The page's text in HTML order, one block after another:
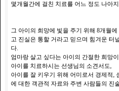
몇개월간에 걸친 치료를 어느 정도 나아
그 아이의 희망에 빛을 주기 위해 8개월
고 진실은 통할 거라고 믿으며 힘겨운 터
다.
엄마랑 살고 싶다는 아이의 간절한 희망
아이를 치료하시는 선생님의 소견서도,
아이를 잘 키우기 위해 어미로서 경제적,
에 대한 객관적 자료와 주변 사람들의 진